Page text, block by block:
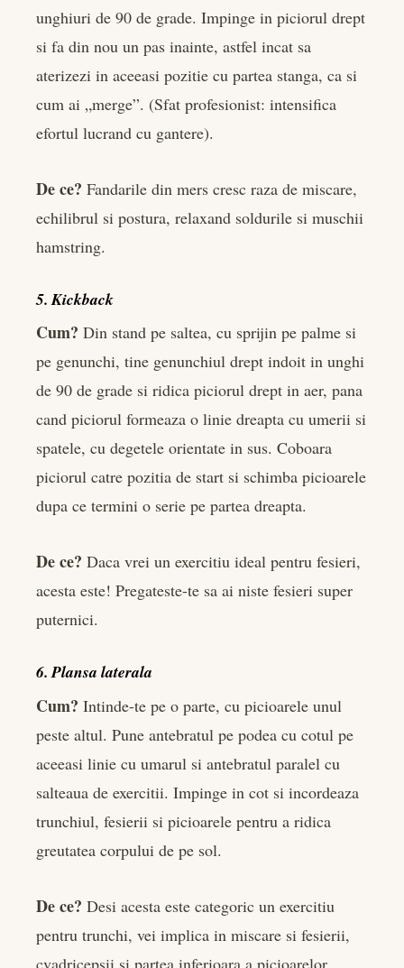
unghiuri de 90 de grade. Impinge in piciorul drept
si fa din nou un pas inainte, astfel incat sa
aterizezi in aceeasi pozitie cu partea stanga, ca si
cum ai „merge”. (Sfat profesionist: intensifica
efortul lucrand cu gantere).
De ce? Fandarile din mers cresc raza de miscare,
echilibrul si postura, relaxand soldurile si muschii
hamstring.
5. Kickback
Cum? Din stand pe saltea, cu sprijin pe palme si
pe genunchi, tine genunchiul drept indoit in unghi
de 90 de grade si ridica piciorul drept in aer, pana
cand piciorul formeaza o linie dreapta cu umerii si
spatele, cu degetele orientate in sus. Coboara
piciorul catre pozitia de start si schimba picioarele
dupa ce termini o serie pe partea dreapta.
De ce? Daca vrei un exercitiu ideal pentru fesieri,
acesta este! Pregateste-te sa ai niste fesieri super
puternici.
6. Plansa laterala
Cum? Intinde-te pe o parte, cu picioarele unul
peste altul. Pune antebratul pe podea cu cotul pe
aceeasi linie cu umarul si antebratul paralel cu
salteaua de exercitii. Impinge in cot si incordeaza
trunchiul, fesierii si picioarele pentru a ridica
greutatea corpului de pe sol.
De ce? Desi acesta este categoric un exercitiu
pentru trunchi, vei implica in miscare si fesierii,
cvadricepsii si partea inferioara a picioarelor